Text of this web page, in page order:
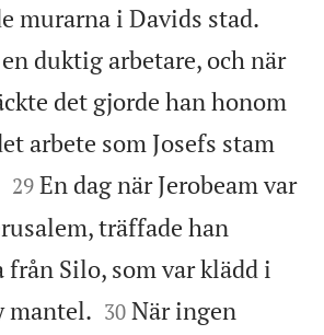
murarna i Davids stad.
duktig arbetare, och när
det gjorde han honom
arbete som Josefs stam


29 En dag när Jerobeam var
träffade han
Silo, som var klädd i
mantel. 

30 När ingen